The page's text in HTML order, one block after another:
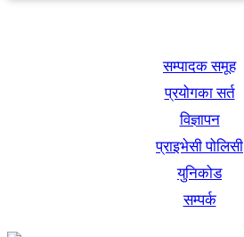
सम्पादक समूह
प्रयोगका सर्त
विज्ञापन
प्राइभेसी पोलिसी
युनिकोड
सम्पर्क